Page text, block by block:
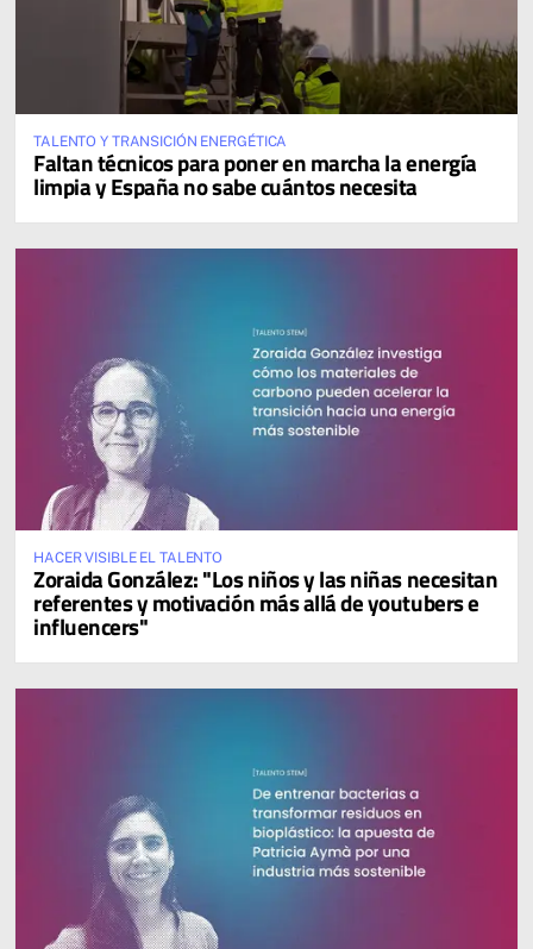
TALENTO Y TRANSICIÓN ENERGÉTICA
Faltan técnicos para poner en marcha la energía
limpia y España no sabe cuántos necesita
HACER VISIBLE EL TALENTO
Zoraida González: "Los niños y las niñas necesitan
referentes y motivación más allá de youtubers e
influencers"